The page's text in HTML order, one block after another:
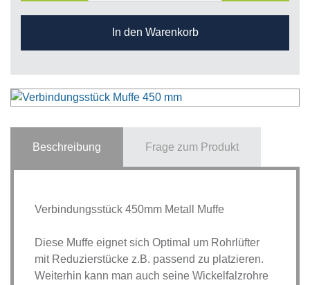
In den Warenkorb
Beschreibung Frage zum Produkt
Verbindungsstück 450mm Metall Muffe
Diese Muffe eignet sich Optimal um Rohrlüfter
mit Reduzierstücke z.B. passend zu platzieren.
Weiterhin kann man auch seine Wickelfalzrohre